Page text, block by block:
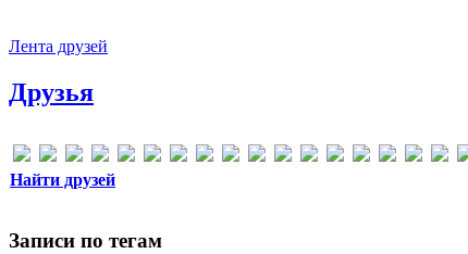
Лента друзей
Друзья
Найти друзей
Записи по тегам